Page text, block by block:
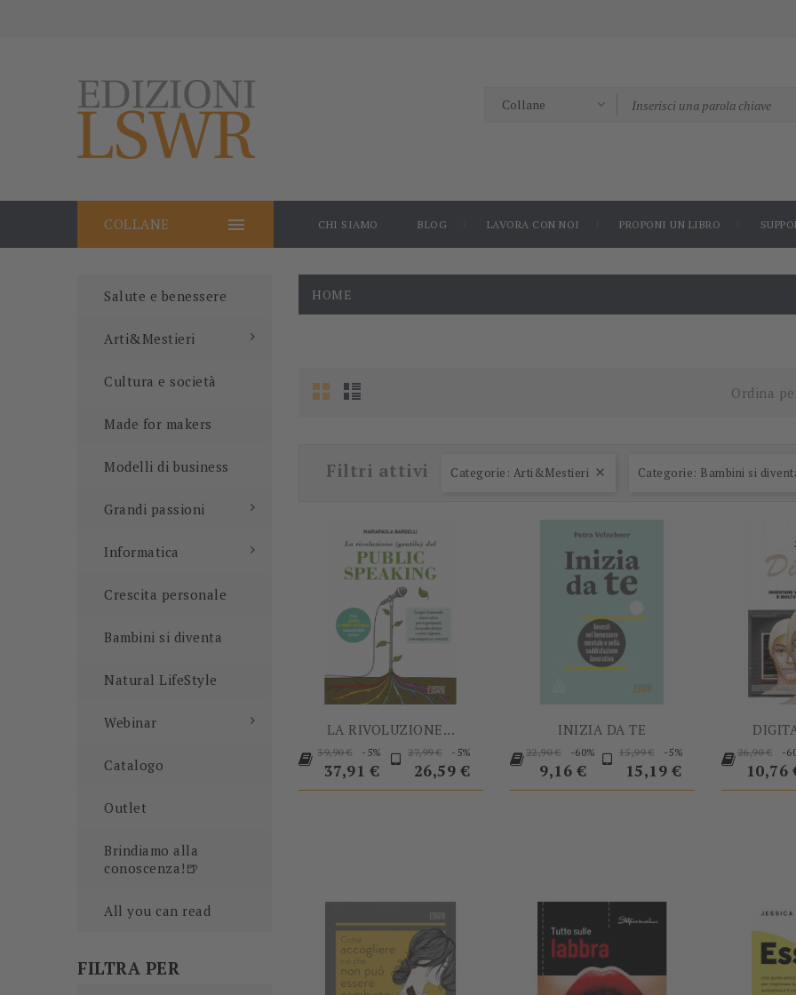

COLLANE CHI SIAMO BLOG LAVORA CON NOI PROPONI UN LIBRO
Salute e benessere
Arti&Mestieri
Cultura e società
Made for makers
Modelli di business
Grandi passioni
Informatica
Crescita personale
Bambini si diventa
Natural LifeStyle
Webinar
Catalogo
Outlet
Brindiamo alla
conoscenza!🍺
All you can read
FILTRA PER
HOME
Ordina
Filtri attivi Categorie: Arti&Mestieri  Categorie: Bambini si
LA RIVOLUZIONE...
Prezzo
base
39,90 € -5%
Prezzo
37,91 €
Prezzo
base
27,99 € -5%
Prezzo
26,59 €
INIZIA DA TE
Prezzo
base
22,90 € -60%
Prezzo
9,16 €
Prezzo
base
15,99 € -5%
Prezzo
15,19 €
Prezzo
base
26,90 € -
10,76